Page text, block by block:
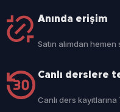
Anında erişim
Satın alımdan
Canlı derslere
Canlı ders